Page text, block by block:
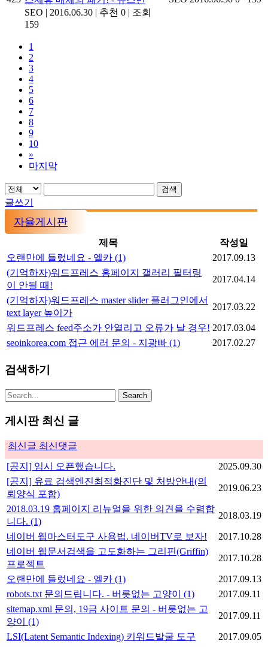
SEO | 2016.06.30 | 추천 0 | 조회
159
1
2
3
4
5
6
7
8
9
10
»
마지막
검색
글쓰기
자율게시판
제목
작성일
오랜만에 들렀네요 - 엘카 (1)
2017.09.13
(기억하자)워드프레스 홈페이지 갤러리 필터링
이 안될 때!
2017.04.14
(기억하자)워드프레스 master slider 플러그인에서
text layer 높이가
2017.03.22
워드프레스 feed주소가 안열리고 오류가 날 경우! 2017.03.04
seoinkorea.com 접근 에러 문의 - 지광빠 (1) 2017.02.27
검색하기
게시판 최신 글
최신글 최신댓글
[공지] 임시 오픈했습니다.
2025.09.30
[공지] 유료 검색엔진최적화진단 및 처방안내(의
뢰양식 포함)
2019.06.23
2018.03.19 홈페이지 리뉴얼을 위한 의견을 수렴합
니다. (1)
2018.03.19
네이버 웹마스터도구 사용법. 네이버TV로 보자!
2017.10.28
네이버 웹문서검색을 고도화하는 그리핀(Griffin)
프로젝트
2017.10.28
오랜만에 들렀네요 - 엘카 (1)
2017.09.13
robots.txt 문의드립니다. - 버릇없는 고양이 (1)
2017.09.11
sitemap.xml 문의, 19금 사이트 문의 - 버릇없는 고
양이 (1)
2017.09.11
LSI(Latent Semantic Indexing) 키워드발굴 도구
2017.09.05